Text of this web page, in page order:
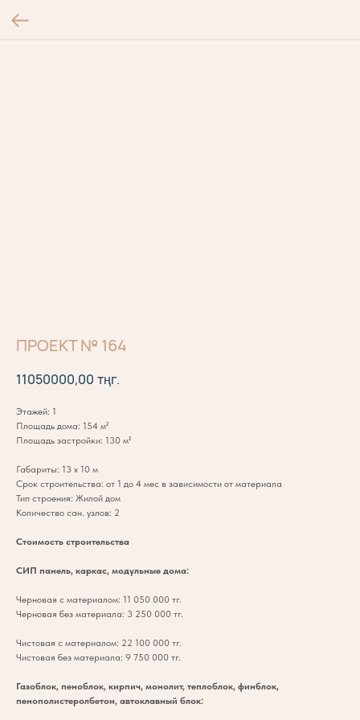
ПРОЕКТ № 164
11050000,00 тңг.
Этажей: 1
Площадь дома: 154 м²
Площадь застройки: 130 м²
Габариты: 13 х 10 м
Срок строительства: от 1 до 4 мес в зависимости от материала
Тип строения: Жилой дом
Количество сан. узлов: 2
Стоимость строительства
СИП панель, каркас, модульные дома:
Черновая с материалом: 11 050 000 тг.
Черновая без материала: 3 250 000 тг.
Чистовая с материалом: 22 100 000 тг.
Чистовая без материала: 9 750 000 тг.
Газоблок, пеноблок, кирпич, монолит, теплоблок, финблок,
пенополистеролбетон, автоклавный блок: